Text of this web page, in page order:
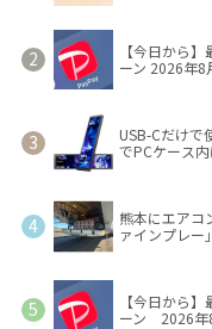
【今日から
ーン 2026年8
USB-Cだけ
でPCケース
熊本にエアコ
ァインプレー」
【今日から
ーン 2026年